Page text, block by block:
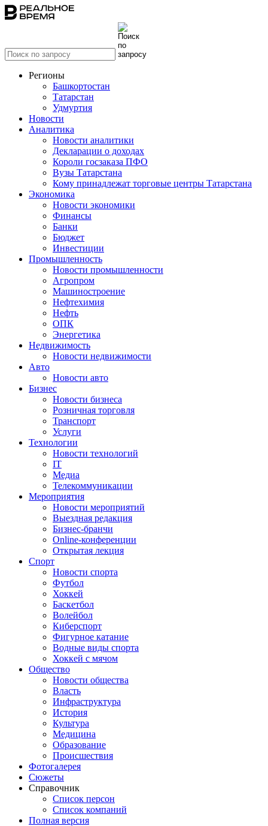
Регионы
Башкортостан
Татарстан
Удмуртия
Новости
Аналитика
Новости аналитики
Декларации о доходах
Короли госзаказа ПФО
Вузы Татарстана
Кому принадлежат торговые центры Татарстана
Экономика
Новости экономики
Финансы
Банки
Бюджет
Инвестиции
Промышленность
Новости промышленности
Агропром
Машиностроение
Нефтехимия
Нефть
ОПК
Энергетика
Недвижимость
Новости недвижимости
Авто
Новости авто
Бизнес
Новости бизнеса
Розничная торговля
Транспорт
Услуги
Технологии
Новости технологий
IT
Медиа
Телекоммуникации
Мероприятия
Новости мероприятий
Выездная редакция
Бизнес-бранчи
Online-конференции
Открытая лекция
Спорт
Новости спорта
Футбол
Хоккей
Баскетбол
Волейбол
Киберспорт
Фигурное катание
Водные виды спорта
Хоккей с мячом
Общество
Новости общества
Власть
Инфраструктура
История
Культура
Медицина
Образование
Происшествия
Фотогалерея
Сюжеты
Справочник
Список персон
Список компаний
Полная версия